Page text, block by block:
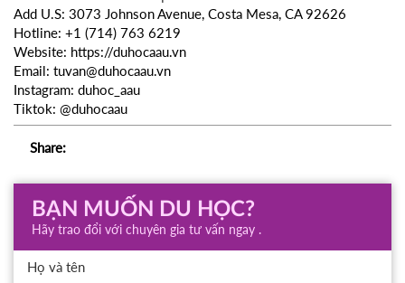
Add U.S: 3073 Johnson Avenue, Costa Mesa, CA 92626
Hotline: +1 (714) 763 6219
Website: https://duhocaau.vn
Email: tuvan@duhocaau.vn
Instagram: duhoc_aau
Tiktok: @duhocaau
Share:
BẠN MUỐN DU HỌC?
Hãy trao đổi với chuyên gia tư vấn ngay .
Họ và tên